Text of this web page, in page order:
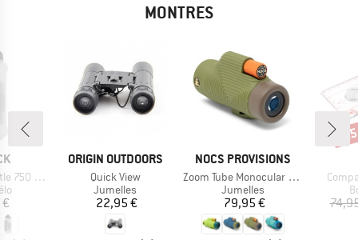
MONTRES
MARQUE
ORIGIN OUTDOORS
Article
Quick View
Product group
Jumelles
Prix
22,95 €
MARQUE
NOCS PROVISIONS
Article
Zoom Tube Monocular 32mm
Product group
Jumelles
Prix
79,95 €
Article
-